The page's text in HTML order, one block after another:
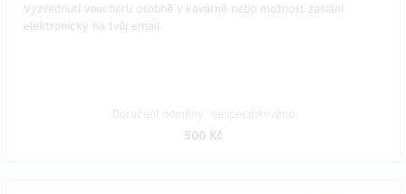
Vyzvednutí voucheru osobně v kavárně nebo možnost zaslání
elektronicky na tvůj email.
500 Kč